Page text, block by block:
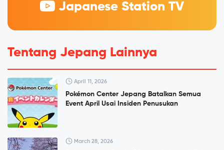
Japanese Station TV
Tentang Jepang Lainnya
April 11, 2026
Pokémon Center Jepang Batalkan Semua
Event April Usai Insiden Penusukan
March 28, 2026